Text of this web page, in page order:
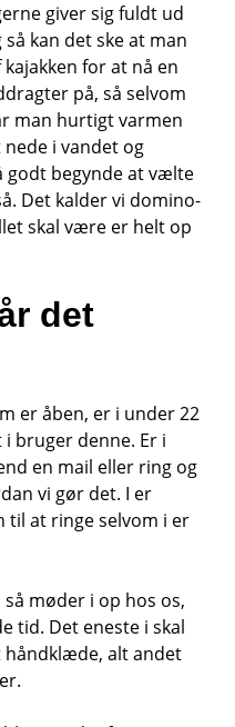
giver sig fuldt ud
kan det ske at man
for at nå en
på, så selvom
man hurtigt varmen
i vandet og
godt begynde at vælte
Det kalder vi domino-
skal være er helt op
det
er åben, er i under 22
bruger denne. Er i
en mail eller ring og
vi gør det. I er
til at ringe selvom i er
møder i op hos os,
tid. Det eneste i skal
håndklæde, alt andet